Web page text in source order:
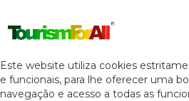
Defina as suas
cookies para este
Este website utiliza cookies
e funcionais, para lhe oferecer uma
navegação e acesso a todas as